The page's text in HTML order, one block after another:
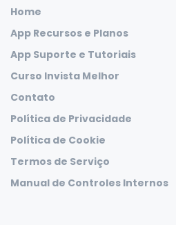
Home
App Recursos e Planos
App Suporte e Tutoriais
Curso Invista Melhor
Contato
Política de Privacidade
Política de Cookie
Termos de Serviço
Manual de Controles Internos